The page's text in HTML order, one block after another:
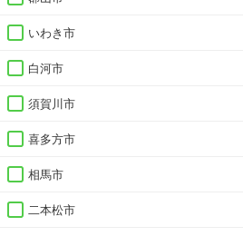
いわき市
白河市
須賀川市
喜多方市
相馬市
二本松市